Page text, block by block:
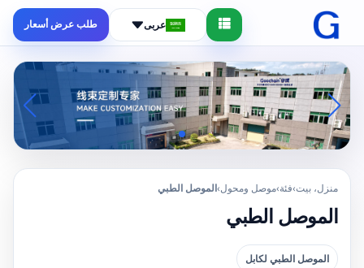
عربى طلب عرض أسعار
منزل، بيت›فئة›موصل ومحول›الموصل الطبي
الموصل الطبي
الموصل الطبي لكابل